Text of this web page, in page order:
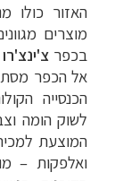
האזור כולו
מוצרים
בכפר צ'ינצ'רו
הכנסייה
לשוק הומה
המוצעת
ואלפקות –